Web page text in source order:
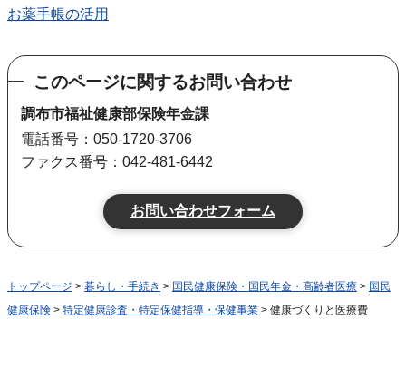
お薬手帳の活用
このページに関するお問い合わせ
調布市福祉健康部保険年金課
電話番号：050-1720-3706
ファクス番号：042-481-6442
トップページ > 暮らし・手続き > 国民健康保険・国民年金・高齢者医療 > 国民
健康保険 > 特定健康診査・特定保健指導・保健事業 > 健康づくりと医療費